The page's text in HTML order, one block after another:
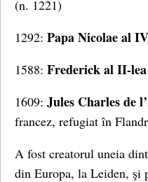
(n. 1221)
1292: Papa Nicolae al
1588: Frederick al II-
1609: Jules Charles de
francez, refugiat în
A fost creatorul uneia
din Europa, la Leiden, şi